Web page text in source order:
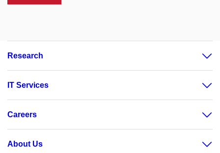
Research
IT Services
Careers
About Us